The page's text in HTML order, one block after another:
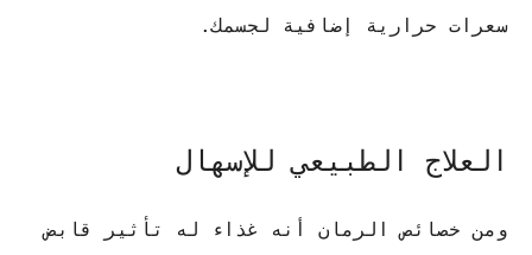
سعرات حرارية إضافية لجسمك.
العلاج الطبيعي للإسهال
ومن خصائص الرمان أنه غذاء له تأثير قابض